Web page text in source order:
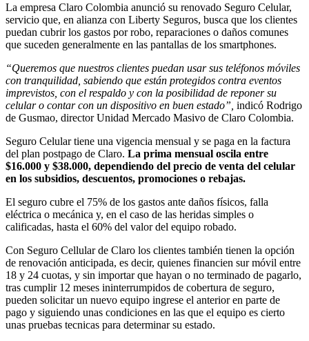
La empresa Claro Colombia anunció su renovado Seguro Celular,
servicio que, en alianza con Liberty Seguros, busca que los clientes
puedan cubrir los gastos por robo, reparaciones o daños comunes
que suceden generalmente en las pantallas de los smartphones.
“Queremos que nuestros clientes puedan usar sus teléfonos móviles
con tranquilidad, sabiendo que están protegidos contra eventos
imprevistos, con el respaldo y con la posibilidad de reponer su
celular o contar con un dispositivo en buen estado”, indicó Rodrigo
de Gusmao, director Unidad Mercado Masivo de Claro Colombia.
Seguro Celular tiene una vigencia mensual y se paga en la factura
del plan postpago de Claro. La prima mensual oscila entre
$16.000 y $38.000, dependiendo del precio de venta del celular
en los subsidios, descuentos, promociones o rebajas.
El seguro cubre el 75% de los gastos ante daños físicos, falla
eléctrica o mecánica y, en el caso de las heridas simples o
calificadas, hasta el 60% del valor del equipo robado.
Con Seguro Cellular de Claro los clientes también tienen la opción
de renovación anticipada, es decir, quienes financien sur móvil entre
18 y 24 cuotas, y sin importar que hayan o no terminado de pagarlo,
tras cumplir 12 meses ininterrumpidos de cobertura de seguro,
pueden solicitar un nuevo equipo ingrese el anterior en parte de
pago y siguiendo unas condiciones en las que el equipo es cierto
unas pruebas tecnicas para determinar su estado.